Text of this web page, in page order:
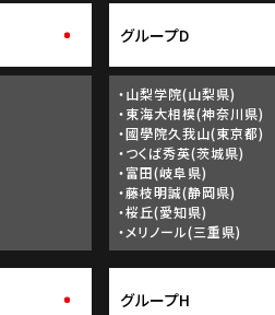
グループD
・山梨学院(山梨県)
・東海大相模(神奈川県)
・國學院久我山(東京都)
・つくば秀英(茨城県)
・富田(岐阜県)
・藤枝明誠(静岡県)
・桜丘(愛知県)
・メリノール(三重県)
グループH